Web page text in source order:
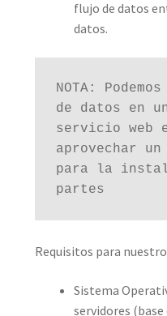
flujo de datos
datos.
NOTA:
de datos en
servicio web
aprovechar
para la
partes
Requisitos para
Sistema
servidores (base